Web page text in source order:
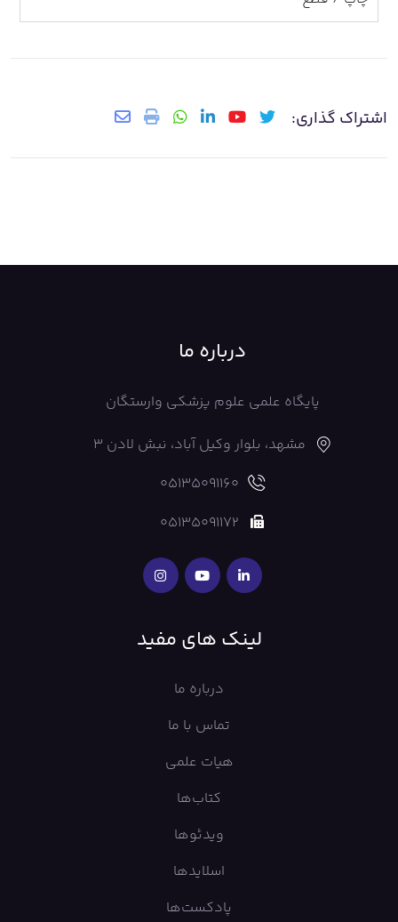
اشتراک گذاری:
درباره ما
پایگاه علمی علوم پزشکی وارستگان
مشهد، بلوار وکیل آباد، نبش لادن 3
05135091160
05135091172
لینک های مفید
درباره ما
تماس با ما
هیات علمی
کتاب‌ها
ویدئوها
اسلایدها
پادکست‌ها